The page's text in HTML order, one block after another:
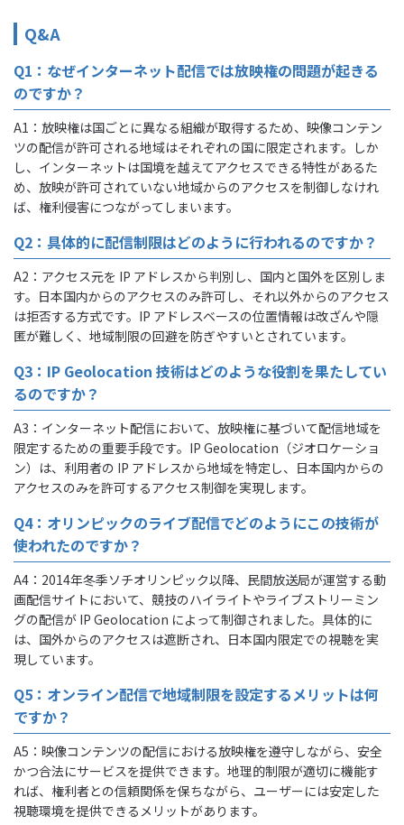
Q&A
Q1：なぜインターネット配信では放映権の問題が起きる
のですか？
A1：放映権は国ごとに異なる組織が取得するため、映像コンテン
ツの配信が許可される地域はそれぞれの国に限定されます。しか
し、インターネットは国境を越えてアクセスできる特性があるた
め、放映が許可されていない地域からのアクセスを制御しなけれ
ば、権利侵害につながってしまいます。
Q2：具体的に配信制限はどのように行われるのですか？
A2：アクセス元を IP アドレスから判別し、国内と国外を区別しま
す。日本国内からのアクセスのみ許可し、それ以外からのアクセス
は拒否する方式です。IP アドレスベースの位置情報は改ざんや隠
匿が難しく、地域制限の回避を防ぎやすいとされています。
Q3：IP Geolocation 技術はどのような役割を果たしてい
るのですか？
A3：インターネット配信において、放映権に基づいて配信地域を
限定するための重要手段です。IP Geolocation（ジオロケーショ
ン）は、利用者の IP アドレスから地域を特定し、日本国内からの
アクセスのみを許可するアクセス制御を実現します。
Q4：オリンピックのライブ配信でどのようにこの技術が
使われたのですか？
A4：2014年冬季ソチオリンピック以降、民間放送局が運営する動
画配信サイトにおいて、競技のハイライトやライブストリーミン
グの配信が IP Geolocation によって制御されました。具体的に
は、国外からのアクセスは遮断され、日本国内限定での視聴を実
現しています。
Q5：オンライン配信で地域制限を設定するメリットは何
ですか？
A5：映像コンテンツの配信における放映権を遵守しながら、安全
かつ合法にサービスを提供できます。地理的制限が適切に機能す
れば、権利者との信頼関係を保ちながら、ユーザーには安定した
視聴環境を提供できるメリットがあります。